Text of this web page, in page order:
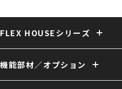
FLEX HOUSEシリーズ
固定式テント倉庫 大型固定式テント
保冷・保温テント倉庫
多用途 膜構造
機能部材／オプション
開口／出入口 庇／側面開口 雨樋